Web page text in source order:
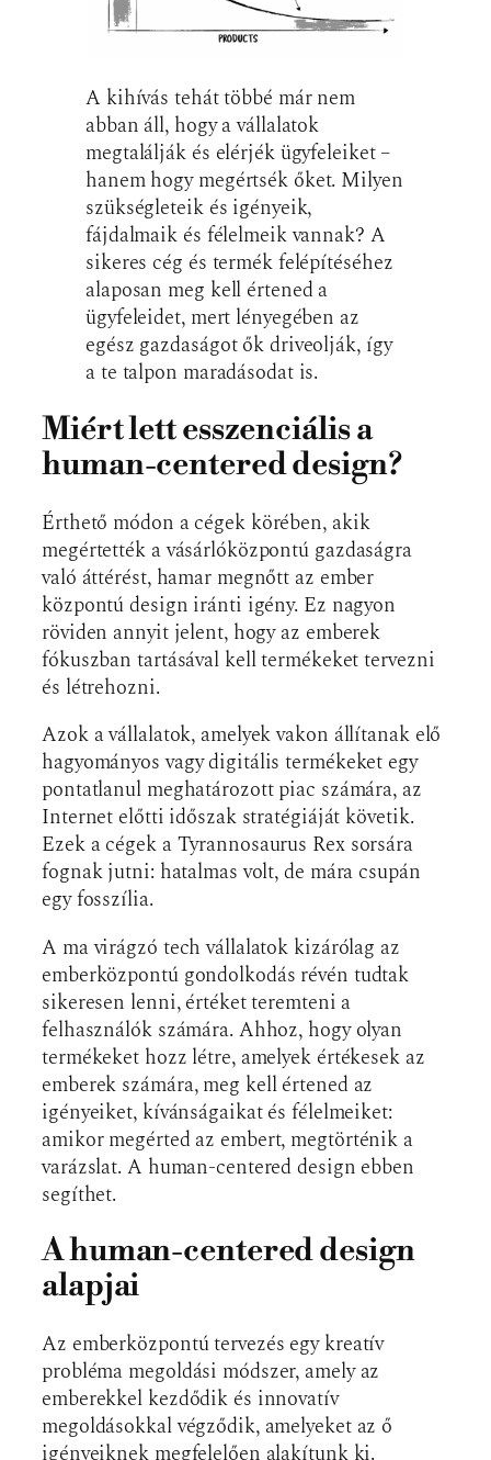
A kihívás tehát többé már nem
abban áll, hogy a vállalatok
megtalálják és elérjék ügyfeleiket –
hanem hogy megértsék őket. Milyen
szükségleteik és igényeik,
fájdalmaik és félelmeik vannak? A
sikeres cég és termék felépítéséhez
alaposan meg kell értened a
ügyfeleidet, mert lényegében az
egész gazdaságot ők driveolják, így
a te talpon maradásodat is.
Miért lett esszenciális a
human-centered design?
Érthető módon a cégek körében, akik
megértették a vásárlóközpontú gazdaságra
való áttérést, hamar megnőtt az ember
központú design iránti igény. Ez nagyon
röviden annyit jelent, hogy az emberek
fókuszban tartásával kell termékeket tervezni
és létrehozni.
Azok a vállalatok, amelyek vakon állítanak elő
hagyományos vagy digitális termékeket egy
pontatlanul meghatározott piac számára, az
Internet előtti időszak stratégiáját követik.
Ezek a cégek a Tyrannosaurus Rex sorsára
fognak jutni: hatalmas volt, de mára csupán
egy fosszília.
A ma virágzó tech vállalatok kizárólag az
emberközpontú gondolkodás révén tudtak
sikeresen lenni, értéket teremteni a
felhasználók számára. Ahhoz, hogy olyan
termékeket hozz létre, amelyek értékesek az
emberek számára, meg kell értened az
igényeiket, kívánságaikat és félelmeiket:
amikor megérted az embert, megtörténik a
varázslat. A human-centered design ebben
segíthet.
A human-centered design
alapjai
Az emberközpontú tervezés egy kreatív
probléma megoldási módszer, amely az
emberekkel kezdődik és innovatív
megoldásokkal végződik, amelyeket az ő